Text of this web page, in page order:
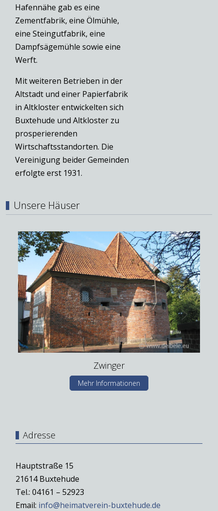
Hafennähe gab es eine
Zementfabrik, eine Ölmühle,
eine Steingutfabrik, eine
Dampfsägemühle sowie eine
Werft.
Mit weiteren Betrieben in der
Altstadt und einer Papierfabrik
in Altkloster entwickelten sich
Buxtehude und Altkloster zu
prosperierenden
Wirtschaftsstandorten. Die
Vereinigung beider Gemeinden
erfolgte erst 1931.
Unsere Häuser
Zwinger
Mehr Informationen
Adresse
Hauptstraße 15
21614 Buxtehude
Tel.: 04161 – 52923
Email: info@heimatverein-buxtehude.de